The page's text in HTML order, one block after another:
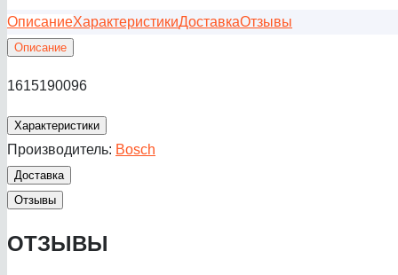
ОписаниеХарактеристикиДоставкаОтзывы
Описание
1615190096
Характеристики
Производитель: Bosch
Доставка
Отзывы
ОТЗЫВЫ